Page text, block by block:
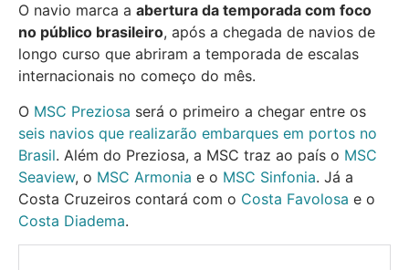
O navio marca a abertura da temporada com foco
no público brasileiro, após a chegada de navios de
longo curso que abriram a temporada de escalas
internacionais no começo do mês.
O MSC Preziosa será o primeiro a chegar entre os
seis navios que realizarão embarques em portos no
Brasil. Além do Preziosa, a MSC traz ao país o MSC
Seaview, o MSC Armonia e o MSC Sinfonia. Já a
Costa Cruzeiros contará com o Costa Favolosa e o
Costa Diadema.